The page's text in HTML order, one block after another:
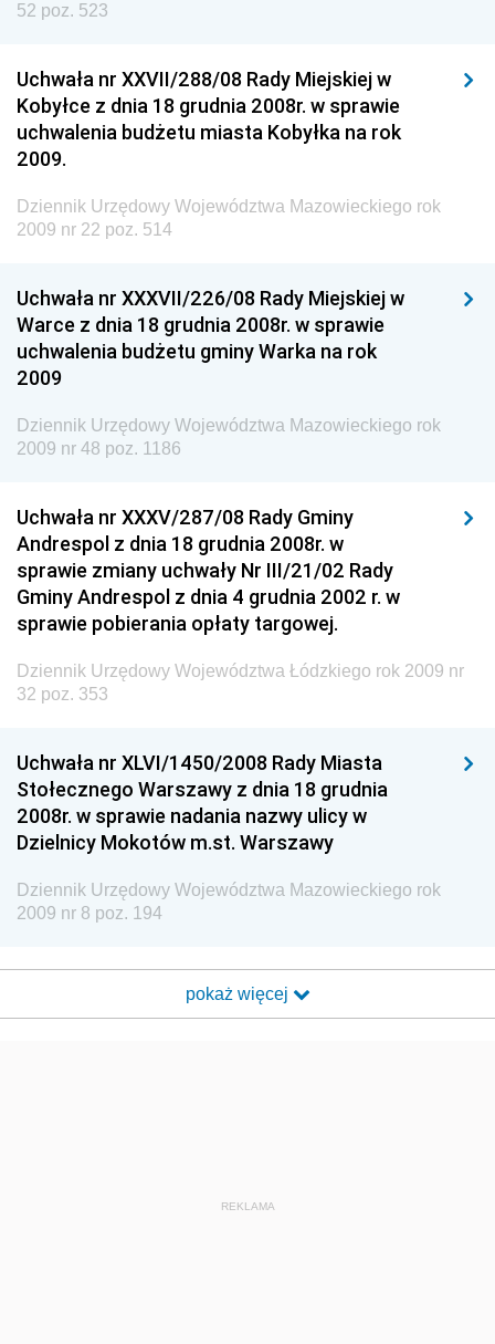
Dziennik Urzędowy Ministra Przemysłu
Dziennik Urzędowy Ministra do Spraw Unii
Europejskiej
Dziennik Urzędowy Agencji Wywiadu
52 poz. 523
Uchwała nr XXVII/288/08 Rady Miejskiej w
Kobyłce z dnia 18 grudnia 2008r. w sprawie
uchwalenia budżetu miasta Kobyłka na rok
2009.
Dziennik Urzędowy Województwa Mazowieckiego rok
2009 nr 22 poz. 514
Uchwała nr XXXVII/226/08 Rady Miejskiej w
Warce z dnia 18 grudnia 2008r. w sprawie
uchwalenia budżetu gminy Warka na rok
2009
Dziennik Urzędowy Województwa Mazowieckiego rok
2009 nr 48 poz. 1186
Uchwała nr XXXV/287/08 Rady Gminy
Andrespol z dnia 18 grudnia 2008r. w
sprawie zmiany uchwały Nr III/21/02 Rady
Gminy Andrespol z dnia 4 grudnia 2002 r. w
sprawie pobierania opłaty targowej.
Dziennik Urzędowy Województwa Łódzkiego rok 2009 nr
32 poz. 353
Uchwała nr XLVI/1450/2008 Rady Miasta
Stołecznego Warszawy z dnia 18 grudnia
2008r. w sprawie nadania nazwy ulicy w
Dzielnicy Mokotów m.st. Warszawy
Dziennik Urzędowy Województwa Mazowieckiego rok
2009 nr 8 poz. 194
pokaż więcej
REKLAMA